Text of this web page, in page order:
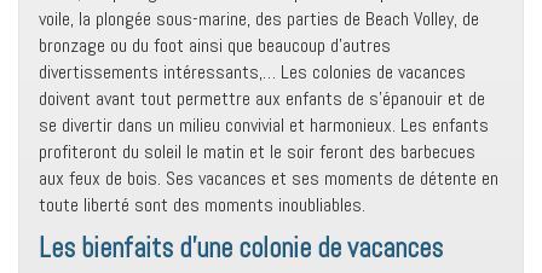
voile, la plongée sous-marine, des parties de Beach Volley, de
bronzage ou du foot ainsi que beaucoup d’autres
divertissements intéressants,… Les colonies de vacances
doivent avant tout permettre aux enfants de s’épanouir et de
se divertir dans un milieu convivial et harmonieux. Les enfants
profiteront du soleil le matin et le soir feront des barbecues
aux feux de bois. Ses vacances et ses moments de détente en
toute liberté sont des moments inoubliables.
Les bienfaits d’une colonie de vacances